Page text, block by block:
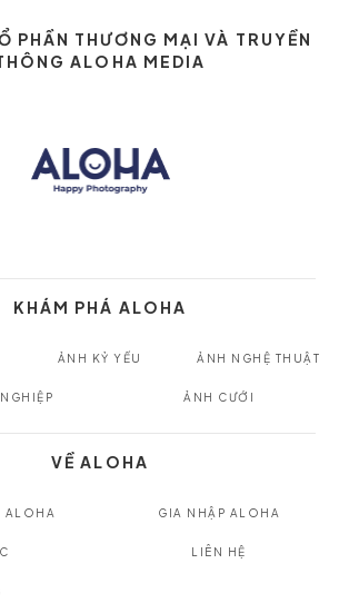
PHẦN THƯƠNG MẠI VÀ TRUYỀN
ALOHA MEDIA
KHÁM PHÁ ALOHA
ẢNH KỶ YẾU ẢNH NGHỆ THUẬT
ẢNH CƯỚI
VỀ ALOHA
ALOHA GIA NHẬP ALOHA
LIÊN HỆ